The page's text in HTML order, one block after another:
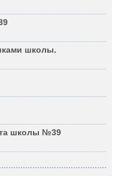
школы.
школы №39